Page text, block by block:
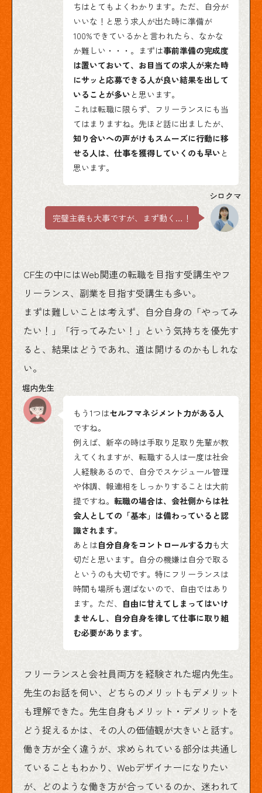
ちはとてもよくわかります。ただ、自分が
いいな！と思う求人が出た時に準備が
100%できているかと言われたら、なかな
か難しい・・・。まずは事前準備の完成度
は置いておいて、お目当ての求人が来た時
にサッと応募できる人が良い結果を出して
いることが多い と思います。
これは転職に限らず、フリーランスにも当
てはまりますね。先ほど話に出ましたが、
知り合いへの声がけもスムーズに行動に移
せる人は、仕事を獲得していくのも早い と
思います。
完璧主義も大事ですが、まず動く…！
CF生の中にはWeb関連の転職を目指す受講生やフ
リーランス、副業を目指す受講生も多い。
まずは難しいことは考えず、自分自身の「やってみ
たい！」「行ってみたい！」という気持ちを優先す
ると、結果はどうであれ、道は開けるのかもしれな
い。
もう1つはセルフマネジメント力がある人
ですね。
例えば、新卒の時は手取り足取り先輩が教
えてくれますが、転職する人は一度は社会
人経験あるので、自分でスケジュール管理
や体調、報連相をしっかりすることは大前
提ですね。 転職の場合は、会社側からは社
会人としての「基本」は備わっていると認
識されます。
あとは自分自身をコントロールする力も大
切だと思います。自分の機嫌は自分で取る
というのも大切です。特にフリーランスは
時間も場所も選ばないので、自由ではあり
ます。ただ、 自由に甘えてしまってはいけ
ませんし、自分自身を律して仕事に取り組
む必要があります。
フリーランスと会社員両方を経験された堀内先生。
先生のお話を伺い、どちらのメリットもデメリット
も理解できた。先生自身もメリット・デメリットを
どう捉えるかは、その人の価値観が大きいと話す。
働き方が全く違うが、求められている部分は共通し
ていることもわかり、Webデザイナーになりたい
が、どのような働き方が合っているのか、迷われて